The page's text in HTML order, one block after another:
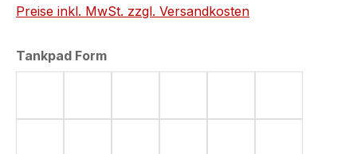
Preise inkl. MwSt. zzgl. Versandkosten
Tankpad Formauswählen